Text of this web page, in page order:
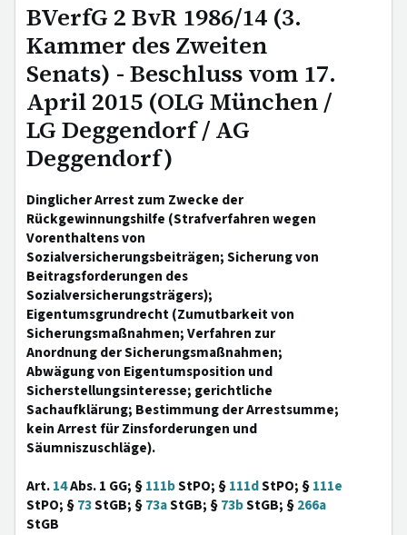
BVerfG 2 BvR 1986/14 (3.
Kammer des Zweiten
Senats) - Beschluss vom 17.
April 2015 (OLG München /
LG Deggendorf / AG
Deggendorf)
Dinglicher Arrest zum Zwecke der
Rückgewinnungshilfe (Strafverfahren wegen
Vorenthaltens von
Sozialversicherungsbeiträgen; Sicherung von
Beitragsforderungen des
Sozialversicherungsträgers);
Eigentumsgrundrecht (Zumutbarkeit von
Sicherungsmaßnahmen; Verfahren zur
Anordnung der Sicherungsmaßnahmen;
Abwägung von Eigentumsposition und
Sicherstellungsinteresse; gerichtliche
Sachaufklärung; Bestimmung der Arrestsumme;
kein Arrest für Zinsforderungen und
Säumniszuschläge).
Art.14Abs. 1 GG; §111bStPO; §111dStPO; §111e
StPO; §73StGB; §73aStGB; §73bStGB; §266a
StGB